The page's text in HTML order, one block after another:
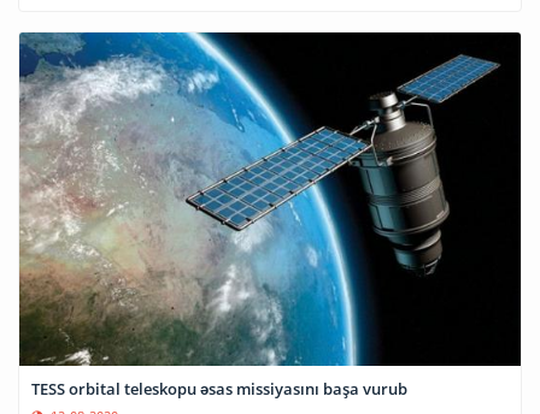
TESS orbital teleskopu əsas missiyasını başa vurub